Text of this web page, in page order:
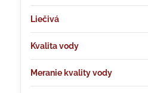
Liečivá
Kvalita vody
Meranie kvality vody